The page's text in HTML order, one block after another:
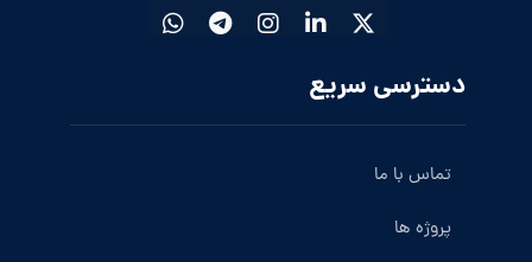
دسترسی سریع
تماس با ما
پروژه ها